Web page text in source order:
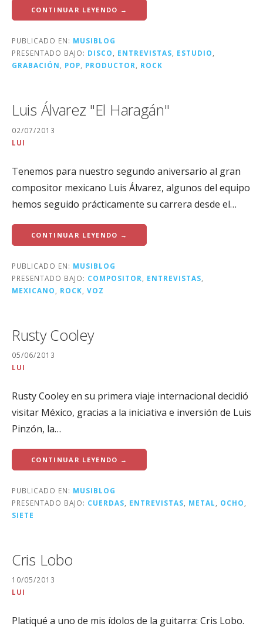
CONTINUAR LEYENDO →
PUBLICADO EN: MUSIBLOG
PRESENTADO BAJO: DISCO, ENTREVISTAS, ESTUDIO,
GRABACIÓN, POP, PRODUCTOR, ROCK
Luis Álvarez "El Haragán"
02/07/2013
LUI
Tenemos para nuestro segundo aniversario al gran
compositor mexicano Luis Álvarez, algunos del equipo
hemos seguido prácticamente su carrera desde el…
CONTINUAR LEYENDO →
PUBLICADO EN: MUSIBLOG
PRESENTADO BAJO: COMPOSITOR ENTREVISTAS
MEXICANO
ROCK VOZ
Rusty Cooley
05/06/2013
LUI
Rusty Cooley en su primera viaje internacional decidió
visitar México, gracias a la iniciativa e inversión de Luis
Pinzón, la…
CONTINUAR LEYENDO →
PUBLICADO EN: MUSIBLOG
PRESENTADO BAJO: CUERDAS ENTREVISTAS METAL OCHO
SIETE
Cris Lobo
10/05/2013
LUI
Platiqué a uno de mis ídolos de la guitarra: Cris Lobo.